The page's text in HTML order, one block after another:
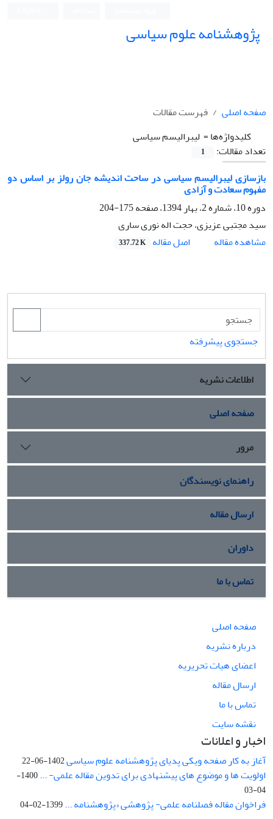
پژوهشنامه علوم سیاسی
صفحه اصلی
فهرست مقالات
کلیدواژه‌ها = ‌ لیبرالیسم سیاسی
تعداد مقالات:
1
بازسازی لیبرالیسم سیاسی در ساحت اندیشه جان رولز بر اساس دو
مفهوم سعادت و آزادی
دوره 10، شماره 2، بهار 1394، صفحه
175-204
سید مجتبی عزیزی، حجت اله نوری ساری
مشاهده مقاله
اصل مقاله 337.72 K
جستجوی پیشرفته
اطلاعات نشریه
صفحه اصلی
مرور
راهنمای نویسندگان
ارسال مقاله
داوران
تماس با ما
صفحه اصلی
درباره نشریه
اعضای هیات تحریریه
ارسال مقاله
تماس با ما
نقشه سایت
اخبار و اعلانات
آغاز به کار صفحه ویکی پدیای پژوهشنامه علوم سیاسی1402-06-22
اولویت ها و موضوع های پیشنهادی برای تدوین مقاله علمی- ...
1400-
04-03
فراخوان مقاله فصلنامه علمی- پژوهشی «پژوهشنامه ...1399-02-04